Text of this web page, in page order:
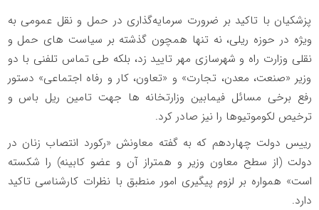
پزشکیان با تاکید بر ضرورت سرمایه‌گذاری در حمل و نقل عمومی به
ویژه در حوزه ریلی، نه تنها همچون گذشته بر سیاست های حمل و
نقلی وزارت راه و شهرسازی مهر تایید زد، بلکه طی تماس تلفنی با دو
وزیر «صنعت، معدن، تجارت» و «تعاون، کار و رفاه اجتماعی» دستور
رفع برخی مسائل فیمابین وزارتخانه ‎ها جهت تامین ریل باس و
ترخیص لکوموتیوها را نیز صادر کرد.
رییس دولت چهاردهم که به گفته معاونش «رکورد انتصاب زنان در
دولت (از سطح معاون وزیر و همتراز آن و عضو کابینه) را شکسته
است» همواره بر لزوم پیگیری امور منطبق با نظرات کارشناسی تاکید
دارد.